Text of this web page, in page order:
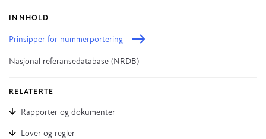
INNHOLD
Prinsipper for nummerportering
Nasjonal referansedatabase (NRDB)
RELATERTE
Rapporter og dokumenter
Lover og regler